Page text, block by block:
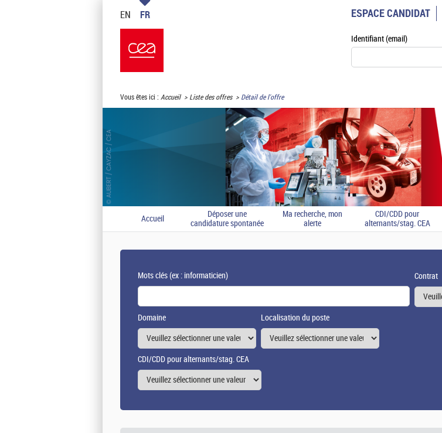
EN FR ESPACE CANDIDAT
Identifiant (email)
Vous êtes ici : Accueil Liste des offres Détail de l'offre
Accueil
Déposer une
candidature spontanée
Ma recherche, mon
alerte
CDI/CDD pour
alternants/stag. CEA
Mots clés(ex : informaticien) Contrat
Domaine Localisation du poste
CDI/CDD pour alternants/stag. CEA